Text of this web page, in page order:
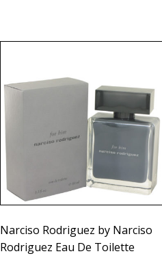
Narciso Rodriguez by Narciso
Rodriguez Eau De Toilette